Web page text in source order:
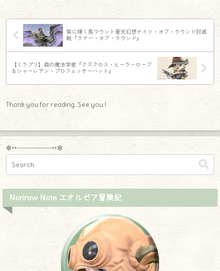
紫に輝く鳥マウント蒼天幻想ナイツ・オブ・ラウンド討滅
戦『ラナー・オブ・ラウンド』
【ミラプリ】森の魔法学者『クズクロス・ヒーラーローブ
＆シャーレアン・プロフェッサーハット』
Thank you for reading. See you !
✼••┈┈┈┈┈┈┈┈┈••✼
Norirow Note エオルゼア冒険記